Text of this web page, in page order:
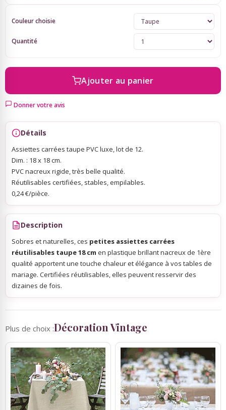
Sky Lanterns
Scrapbooking, Loisirs Créatifs
Couleur choisie
Quantité
Ajouter au panier
Donner votre avis
Détails
Assiettes carrées taupe PVC luxe, lot de 12.
Dim. : 18 x 18 cm.
PVC nacreux rigide, très belle qualité.
Réutilisables certifiées, stables, empilables.
0,24 €/pièce.
Description
Sobres et naturelles, ces petites assiettes carrées
réutilisables taupe 18 cm en plastique brillant nacreux de 1ère
qualité apportent une touche chaleur et élégance à vos tables de
mariage. Certifiées réutilisables, elles peuvent resservir des
dizaines de fois.
Plus de choix :Décoration Vintage